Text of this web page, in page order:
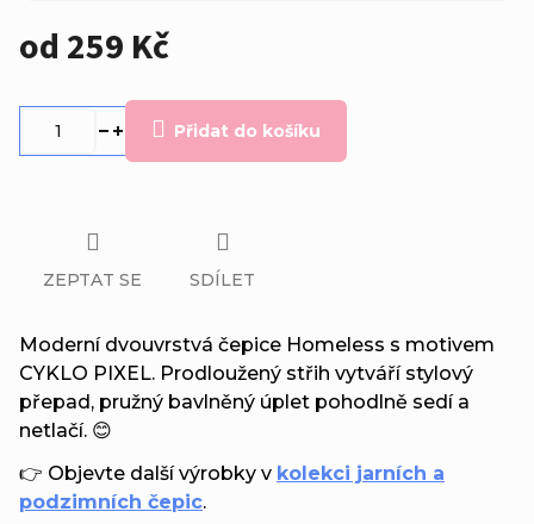
od 259 Kč
Přidat do košíku
Moderní dvouvrstvá čepice Homeless s motivem
CYKLO PIXEL. Prodloužený střih vytváří stylový
přepad, pružný bavlněný úplet pohodlně sedí a
netlačí. 😊
👉 Objevte další výrobky v kolekci jarních a
podzimních čepic.
ZEPTAT SE SDÍLET